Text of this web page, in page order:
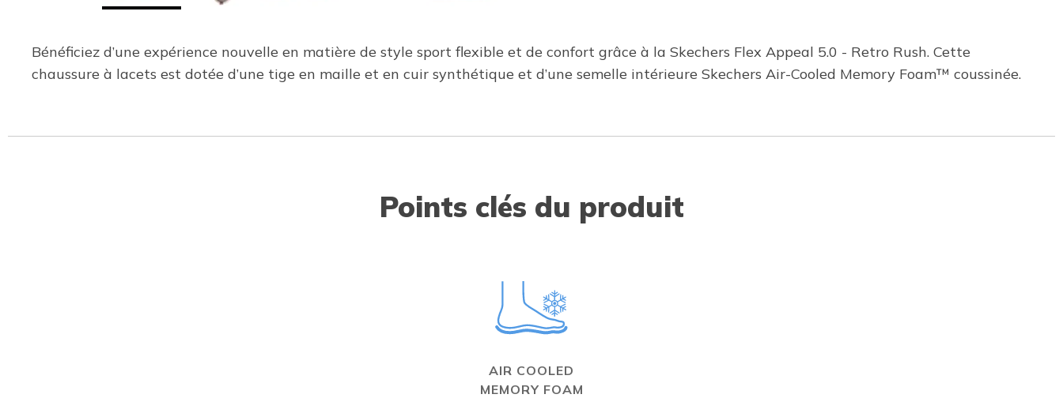
Bénéficiez d’une expérience nouvelle en matière de style sport flexible et de confort grâce à la Skechers Flex Appeal 5.0 - Retro Rush. Cette
chaussure à lacets est dotée d’une tige en maille et en cuir synthétique et d’une semelle intérieure Skechers Air-Cooled Memory Foam™ coussinée.
Points clés du produit
AIR COOLED
MEMORY FOAM